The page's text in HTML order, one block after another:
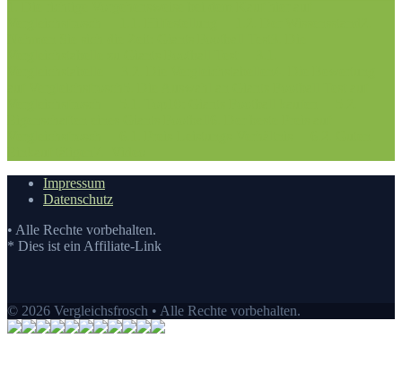
Impressum
Datenschutz
• Alle Rechte vorbehalten.
* Dies ist ein Affiliate-Link
© 2026 Vergleichsfrosch • Alle Rechte vorbehalten.